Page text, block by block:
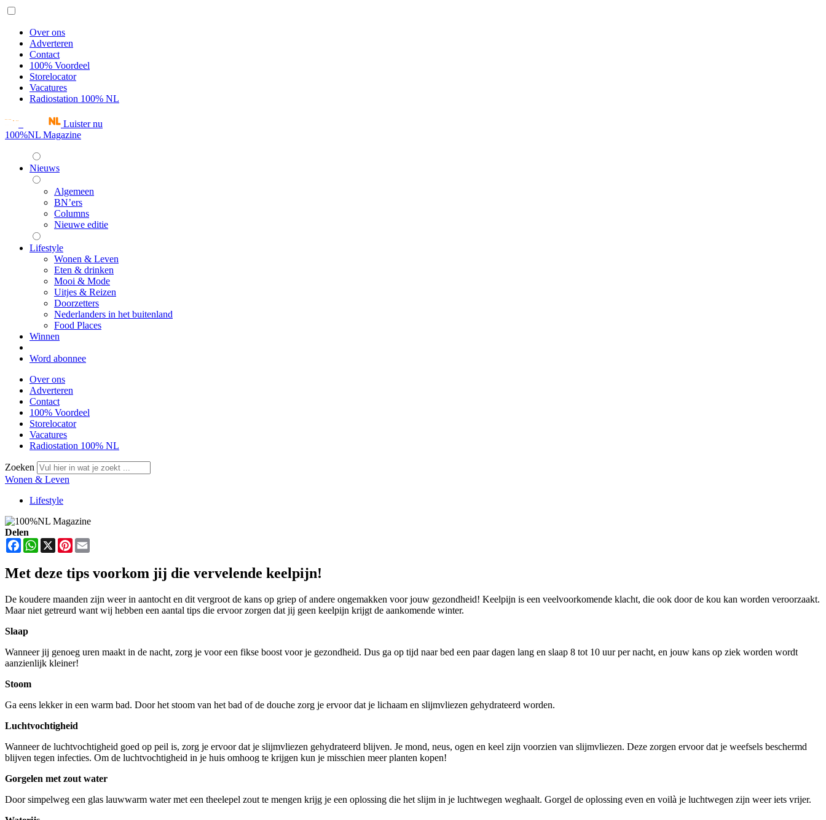
Over ons
Adverteren
Contact
100% Voordeel
Storelocator
Vacatures
Radiostation 100% NL
Luister nu
100%NL Magazine
Nieuws
Algemeen
BN’ers
Columns
Nieuwe editie
Lifestyle
Wonen & Leven
Eten & drinken
Mooi & Mode
Uitjes & Reizen
Doorzetters
Nederlanders in het buitenland
Food Places
Winnen
Word abonnee
Over ons
Adverteren
Contact
100% Voordeel
Storelocator
Vacatures
Radiostation 100% NL
Zoeken
Wonen & Leven
Lifestyle
Delen
FacebookWhatsApp
X Pinterest
Met deze tips voorkom jij die vervelende keelpijn!
De koudere maanden zijn weer in aantocht en dit vergroot de kans op griep of andere ongemakken voor jouw gezondheid! Keelpijn is een veelvoorkomende klacht, die ook door de kou kan worden veroorzaakt.
Maar niet getreurd want wij hebben een aantal tips die ervoor zorgen dat jij geen keelpijn krijgt de aankomende winter.
Slaap
Wanneer jij genoeg uren maakt in de nacht, zorg je voor een fikse boost voor je gezondheid. Dus ga op tijd naar bed een paar dagen lang en slaap 8 tot 10 uur per nacht, en jouw kans op ziek worden wordt
aanzienlijk kleiner!
Stoom
Ga eens lekker in een warm bad. Door het stoom van het bad of de douche zorg je ervoor dat je lichaam en slijmvliezen gehydrateerd worden.
Luchtvochtigheid
Wanneer de luchtvochtigheid goed op peil is, zorg je ervoor dat je slijmvliezen gehydrateerd blijven. Je mond, neus, ogen en keel zijn voorzien van slijmvliezen. Deze zorgen ervoor dat je weefsels beschermd
blijven tegen infecties. Om de luchtvochtigheid in je huis omhoog te krijgen kun je misschien meer planten kopen!
Gorgelen met zout water
Door simpelweg een glas lauwwarm water met een theelepel zout te mengen krijg je een oplossing die het slijm in je luchtwegen weghaalt. Gorgel de oplossing even en voilà je luchtwegen zijn weer iets vrijer.